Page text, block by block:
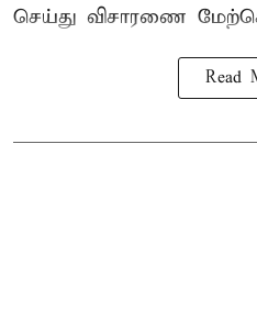
செய்து விசாரணை
Read